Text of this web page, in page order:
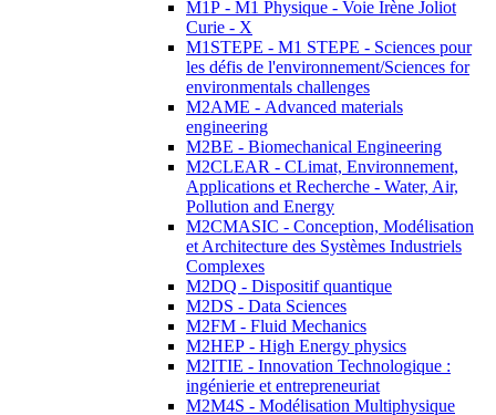
M1P - M1 Physique - Voie Irène Joliot
Curie - X
M1STEPE - M1 STEPE - Sciences pour
les défis de l'environnement/Sciences for
environmentals challenges
M2AME - Advanced materials
engineering
M2BE - Biomechanical Engineering
M2CLEAR - CLimat, Environnement,
Applications et Recherche - Water, Air,
Pollution and Energy
M2CMASIC - Conception, Modélisation
et Architecture des Systèmes Industriels
Complexes
M2DQ - Dispositif quantique
M2DS - Data Sciences
M2FM - Fluid Mechanics
M2HEP - High Energy physics
M2ITIE - Innovation Technologique :
ingénierie et entrepreneuriat
M2M4S - Modélisation Multiphysique